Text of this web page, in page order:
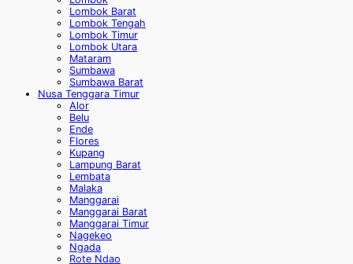
Lombok Barat
Lombok Tengah
Lombok Timur
Lombok Utara
Mataram
Sumbawa
Sumbawa Barat
Nusa Tenggara Timur
Alor
Belu
Ende
Flores
Kupang
Lampung Barat
Lembata
Malaka
Manggarai
Manggarai Barat
Manggarai Timur
Nagekeo
Ngada
Rote Ndao